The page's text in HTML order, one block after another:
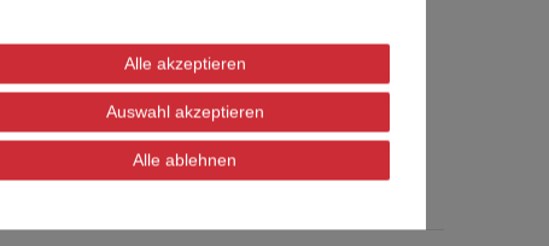
und im Standard ist DHCP aktiv.
immer dasselbe.
Alle akzeptieren
Auswahl akzeptieren
Alle ablehnen